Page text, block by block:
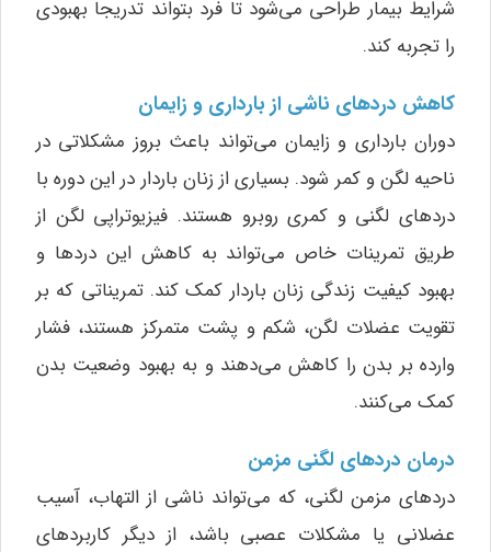
شرایط بیمار طراحی می‌شود تا فرد بتواند تدریجاً بهبودی
را تجربه کند.
کاهش دردهای ناشی از بارداری و زایمان
دوران بارداری و زایمان می‌تواند باعث بروز مشکلاتی در
ناحیه لگن و کمر شود. بسیاری از زنان باردار در این دوره با
دردهای لگنی و کمری روبرو هستند. فیزیوتراپی لگن از
طریق تمرینات خاص می‌تواند به کاهش این دردها و
بهبود کیفیت زندگی زنان باردار کمک کند. تمریناتی که بر
تقویت عضلات لگن، شکم و پشت متمرکز هستند، فشار
وارده بر بدن را کاهش می‌دهند و به بهبود وضعیت بدن
کمک می‌کنند.
درمان دردهای لگنی مزمن
دردهای مزمن لگنی، که می‌تواند ناشی از التهاب، آسیب
عضلانی یا مشکلات عصبی باشد، از دیگر کاربردهای